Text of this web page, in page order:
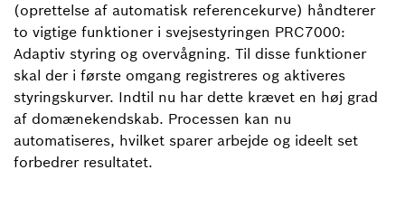
(oprettelse af automatisk referencekurve) håndterer
to vigtige funktioner i svejsestyringen PRC7000:
Adaptiv styring og overvågning. Til disse funktioner
skal der i første omgang registreres og aktiveres
styringskurver. Indtil nu har dette krævet en høj grad
af domænekendskab. Processen kan nu
automatiseres, hvilket sparer arbejde og ideelt set
forbedrer resultatet.